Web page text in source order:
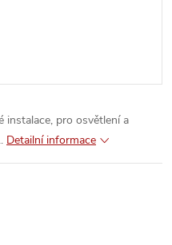
instalace, pro osvětlení a
Detailní informace